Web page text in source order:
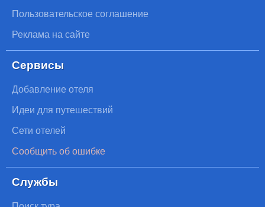
Пользовательское соглашение
Реклама на сайте
Сервисы
Добавление отеля
Идеи для путешествий
Сети отелей
Сообщить об ошибке
Службы